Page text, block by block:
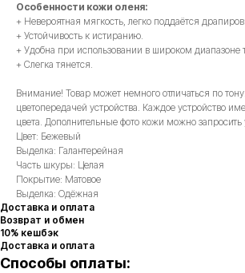
Особенности кожи оленя:
+ Невероятная мягкость, легко поддаётся
+ Устойчивость к истиранию.
+ Удобна при использовании в широком диапазоне
+ Слегка тянется.
Внимание! Товар может немного отличаться по
цветопередачей устройства. Каждое устройство
цвета. Дополнительные фото кожи можно
Цвет: Бежевый
Выделка: Галантерейная
Часть шкуры: Целая
Покрытие: Матовое
Выделка: Одёжная
Доставка и оплата
Возврат и обмен
10% кешбэк
Доставка и оплата
Способы оплаты: